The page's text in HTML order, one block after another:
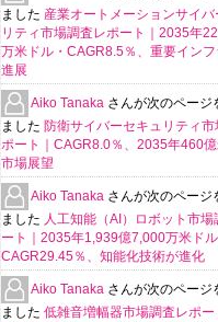
ました 産業オートメーションサイ
リティ市場調査レポート｜2035年
万米ドル・CAGR8.5％、重要イン
進展
Aiko Tanaka さんが次のページ
ました 防衛サイバーセキュリティ
ポート｜CAGR8.0％、2035年460
市場展望
Aiko Tanaka さんが次のページ
ました 人工知能（AI）ロボット市場
ート｜2035年1,939億7,000万米ド
CAGR29.45％、知能化技術が進化
Aiko Tanaka さんが次のページ
ました 低雑音増幅器市場調査レポー